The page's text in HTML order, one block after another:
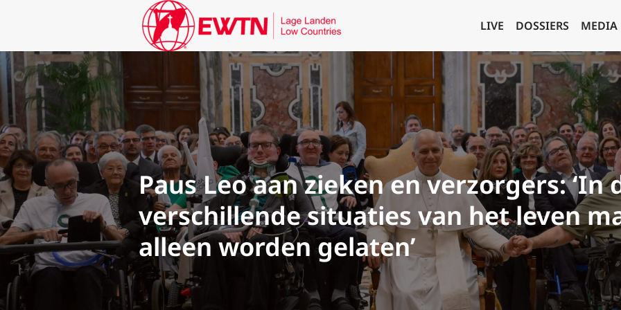
LIVE DOSSIERS MEDIA
Paus Leo aan zieken en verzorgers: ‘In
verschillende situaties van het leven
alleen worden gelaten’